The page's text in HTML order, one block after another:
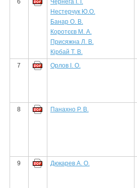
6
Чернега І. І.
Нестерчук Ю.О.
Банар О. В.
Коротєєв М. А.
Присяжна Л. В.
Кірбай Т. В.
7 Орлов І. О.
8
Панахно Р. В.
9
Дюкарев А. О.